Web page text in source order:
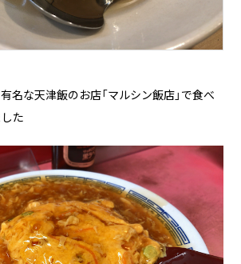
名な天津飯のお店「マルシン飯店」で食べ
た